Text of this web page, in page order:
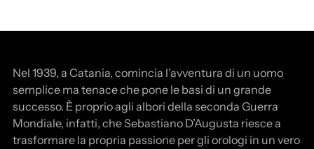
Nel 1939, a Catania, comincia l’avventura di un uomo
semplice ma tenace che pone le basi di un grande
successo. È proprio agli albori della seconda Guerra
Mondiale, infatti, che Sebastiano D’Augusta riesce a
trasformare la propria passione per gli orologi in un vero